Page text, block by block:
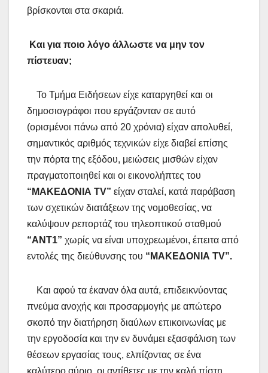
βρίσκονται στα σκαριά.
Και για ποιο λόγο άλλωστε να μην τον
πίστευαν;
Το Τμήμα Ειδήσεων είχε καταργηθεί και οι
δημοσιογράφοι που εργάζονταν σε αυτό
(ορισμένοι πάνω από 20 χρόνια) είχαν απολυθεί,
σημαντικός αριθμός τεχνικών είχε διαβεί επίσης
την πόρτα της εξόδου, μειώσεις μισθών είχαν
πραγματοποιηθεί και οι εικονολήπτες του
“MAKEΔΟΝΙΑ TV” είχαν σταλεί, κατά παράβαση
των σχετικών διατάξεων της νομοθεσίας, να
καλύψουν ρεπορτάζ του τηλεοπτικού σταθμού
“AΝΤ1” χωρίς να είναι υποχρεωμένοι, έπειτα από
εντολές της διεύθυνσης του “ΜAKEΔΟΝΙΑ TV”.
Και αφού τα έκαναν όλα αυτά, επιδεικνύοντας
πνεύμα ανοχής και προσαρμογής με απώτερο
σκοπό την διατήρηση διαύλων επικοινωνίας με
την εργοδοσία και την εν δυνάμει εξασφάλιση των
θέσεων εργασίας τους, ελπίζοντας σε ένα
καλύτερο αύριο, οι αντίθετες με την καλή πίστη